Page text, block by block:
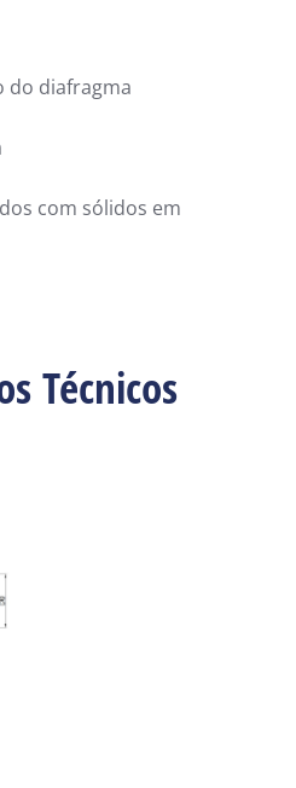
do diafragma
com sólidos em
Técnicos